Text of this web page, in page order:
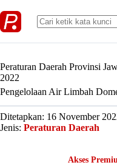
to
content
Peraturan Daerah Provinsi
2022
Pengelolaan Air Limbah
Ditetapkan: 16 November
Jenis: Peraturan Daerah
Akses